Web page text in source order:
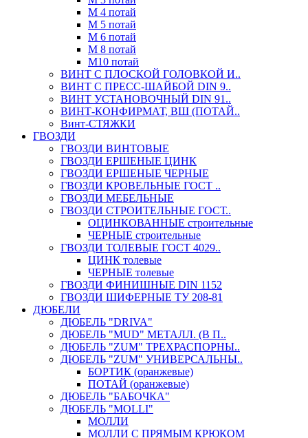
М 4 потай
М 5 потай
М 6 потай
М 8 потай
М10 потай
ВИНТ С ПЛОСКОЙ ГОЛОВКОЙ И..
ВИНТ С ПРЕСС-ШАЙБОЙ DIN 9..
ВИНТ УСТАНОВОЧНЫЙ DIN 91..
ВИНТ-КОНФИРМАТ, ВШ (ПОТАЙ..
Винт-СТЯЖКИ
ГВОЗДИ
ГВОЗДИ ВИНТОВЫЕ
ГВОЗДИ ЕРШЕНЫЕ ЦИНК
ГВОЗДИ ЕРШЕНЫЕ ЧЕРНЫЕ
ГВОЗДИ КРОВЕЛЬНЫЕ ГОСТ ..
ГВОЗДИ МЕБЕЛЬНЫЕ
ГВОЗДИ СТРОИТЕЛЬНЫЕ ГОСТ..
ОЦИНКОВАННЫЕ строительные
ЧЕРНЫЕ строительные
ГВОЗДИ ТОЛЕВЫЕ ГОСТ 4029..
ЦИНК толевые
ЧЕРНЫЕ толевые
ГВОЗДИ ФИНИШНЫЕ DIN 1152
ГВОЗДИ ШИФЕРНЫЕ ТУ 208-81
ДЮБЕЛИ
ДЮБЕЛЬ "DRIVA"
ДЮБЕЛЬ "MUD" МЕТАЛЛ. (В П..
ДЮБЕЛЬ "ZUM" ТРЕХРАСПОРНЫ..
ДЮБЕЛЬ "ZUM" УНИВЕРСАЛЬНЫ..
БОРТИК (оранжевые)
ПОТАЙ (оранжевые)
ДЮБЕЛЬ "БАБОЧКА"
ДЮБЕЛЬ "МOLLI"
МОЛЛИ
МОЛЛИ С ПРЯМЫМ КРЮКОМ